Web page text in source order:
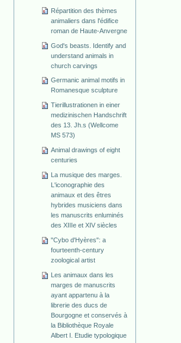
Répartition des thèmes
animaliers dans l'édifice
roman de Haute-Anvergne
God's beasts. Identify and
understand animals in
church carvings
Germanic animal motifs in
Romanesque sculpture
Tierillustrationen in einer
medizinischen Handschrift
des 13. Jh.s (Wellcome
MS 573)
Animal drawings of eight
centuries
La musique des marges.
L'iconographie des
animaux et des êtres
hybrides musiciens dans
les manuscrits enluminés
des XIIIe et XIV siècles
"Cybo d'Hyères": a
fourteenth-century
zoological artist
Les animaux dans les
marges de manuscrits
ayant appartenu à la
librerie des ducs de
Bourgogne et conservés à
la Bibliothèque Royale
Albert I. Etudie typologique